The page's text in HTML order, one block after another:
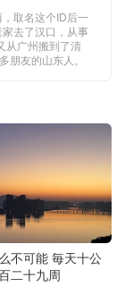
取名这个ID后一
去了汉口，从事
从广州搬到了清
友的山东人。
不可能 毎天十公
二十九周